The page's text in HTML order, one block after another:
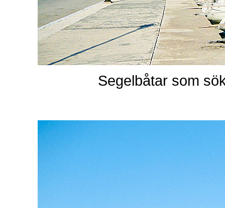
Segelbåtar som